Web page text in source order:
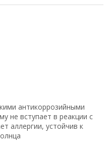
антикоррозийными
не вступает в реакции с
аллергии, устойчив к